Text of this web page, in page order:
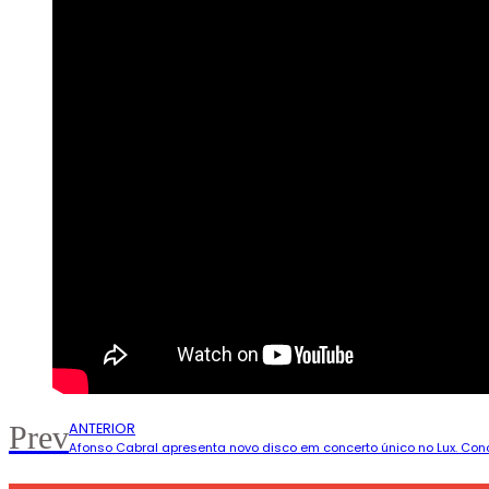
PrevANTERIOR
Afonso Cabral apresenta novo disco em concerto único no Lux.